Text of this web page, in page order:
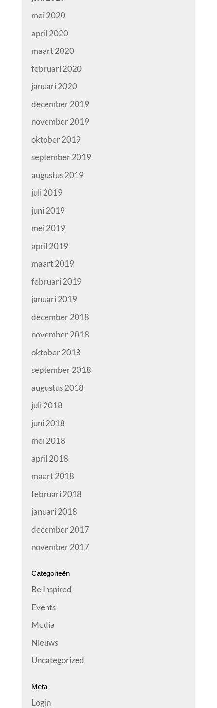
mei 2020
april 2020
maart 2020
februari 2020
januari 2020
december 2019
november 2019
oktober 2019
september 2019
augustus 2019
juli 2019
juni 2019
mei 2019
april 2019
maart 2019
februari 2019
januari 2019
december 2018
november 2018
oktober 2018
september 2018
augustus 2018
juli 2018
juni 2018
mei 2018
april 2018
maart 2018
februari 2018
januari 2018
december 2017
november 2017
Categorieën
Be Inspired
Events
Media
Nieuws
Uncategorized
Meta
Login